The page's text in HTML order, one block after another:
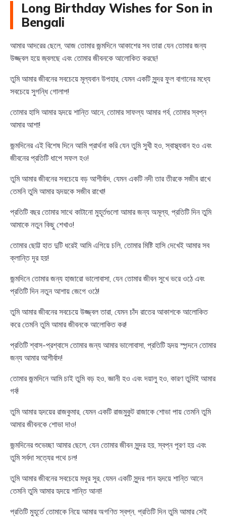
Long Birthday Wishes for Son in
Bengali
আমার আদরের ছেলে, আজ তোমার জন্মদিনে আকাশের সব তারা যেন তোমার জন্য
উজ্জ্বল হয়ে জ্বলছে এবং তোমার জীবনকে আলোকিত করছে!
তুমি আমার জীবনের সবচেয়ে মূল্যবান উপহার, যেমন একটি সুন্দর ফুল বাগানের মধ্যে
সবচেয়ে সুগন্ধি গোলাপ!
তোমার হাসি আমার হৃদয়ে শান্তি আনে, তোমার সাফল্য আমার গর্ব, তোমার স্বপ্ন
আমার আশা!
জন্মদিনের এই বিশেষ দিনে আমি প্রার্থনা করি যেন তুমি সুখী হও, স্বাস্থ্যবান হও এবং
জীবনের প্রতিটি ধাপে সফল হও!
তুমি আমার জীবনের সবচেয়ে বড় আশীর্বাদ, যেমন একটি নদী তার তীরকে সজীব রাখে
তেমনি তুমি আমার হৃদয়কে সজীব রাখো!
প্রতিটি বছর তোমার সাথে কাটানো মুহূর্তগুলো আমার জন্য অমূল্য, প্রতিটি দিন তুমি
আমাকে নতুন কিছু শেখাও!
তোমার ছোট্ট হাত দুটি ধরেই আমি এগিয়ে চলি, তোমার মিষ্টি হাসি দেখেই আমার সব
ক্লান্তি দূর হয়!
জন্মদিনে তোমার জন্য হাজারো ভালোবাসা, যেন তোমার জীবন সুখে ভরে ওঠে এবং
প্রতিটি দিন নতুন আশায় জেগে ওঠে!
তুমি আমার জীবনের সবচেয়ে উজ্জ্বল তারা, যেমন চাঁদ রাতের আকাশকে আলোকিত
করে তেমনি তুমি আমার জীবনকে আলোকিত কর!
প্রতিটি শ্বাস-প্রশ্বাসে তোমার জন্য আমার ভালোবাসা, প্রতিটি হৃদয় স্পন্দনে তোমার
জন্য আমার আশীর্বাদ!
তোমার জন্মদিনে আমি চাই তুমি বড় হও, জ্ঞানী হও এবং দয়ালু হও, কারণ তুমিই আমার
গর্ব!
তুমি আমার হৃদয়ের রাজকুমার, যেমন একটি রাজমুকুট রাজাকে শোভা পায় তেমনি তুমি
আমার জীবনকে শোভা দাও!
জন্মদিনের শুভেচ্ছা আমার ছেলে, যেন তোমার জীবন সুন্দর হয়, স্বপ্ন পূরণ হয় এবং
তুমি সর্বদা সত্যের পথে চল!
তুমি আমার জীবনের সবচেয়ে মধুর সুর, যেমন একটি সুন্দর গান হৃদয়ে শান্তি আনে
তেমনি তুমি আমার হৃদয়ে শান্তি আনা!
প্রতিটি মুহূর্তে তোমাকে নিয়ে আমার অগণিত স্বপ্ন, প্রতিটি দিন তুমি আমার সেই